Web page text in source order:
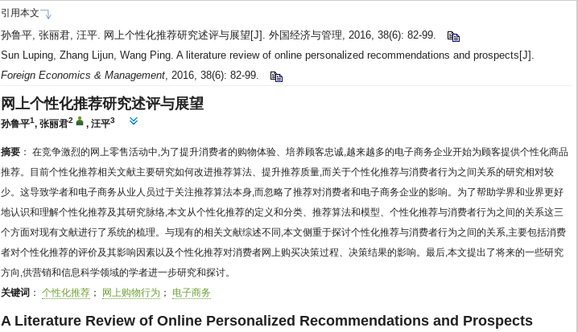
引用本文
孙鲁平, 张丽君, 汪平. 网上个性化推荐研究述评与展望[J]. 外国经济与管理, 2016, 38(6): 82-99.
Sun Luping, Zhang Lijun, Wang Ping. A literature review of online personalized recommendations and prospects[J].
Foreign Economics & Management, 2016, 38(6): 82-99.
网上个性化推荐研究述评与展望
孙鲁平1 ,张丽君2 ,汪平3
摘要 ： 在竞争激烈的网上零售活动中,为了提升消费者的购物体验、培养顾客忠诚,越来越多的电子商务企业开始为顾客提供个性化商品
推荐。目前个性化推荐相关文献主要研究如何改进推荐算法、提升推荐质量,而关于个性化推荐与消费者行为之间关系的研究相对较
少。这导致学者和电子商务从业人员过于关注推荐算法本身,而忽略了推荐对消费者和电子商务企业的影响。为了帮助学界和业界更好
地认识和理解个性化推荐及其研究脉络,本文从个性化推荐的定义和分类、推荐算法和模型、个性化推荐与消费者行为之间的关系这三
个方面对现有文献进行了系统的梳理。与现有的相关文献综述不同,本文侧重于探讨个性化推荐与消费者行为之间的关系,主要包括消费
者对个性化推荐的评价及其影响因素以及个性化推荐对消费者网上购买决策过程、决策结果的影响。最后,本文提出了将来的一些研究
方向,供营销和信息科学领域的学者进一步研究和探讨。
关键词 ：个性化推荐 ； 网上购物行为 ； 电子商务
A Literature Review of Online Personalized Recommendations and Prospects